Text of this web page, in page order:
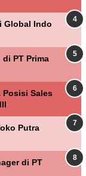
Global Indo
PT Prima
Posisi Sales
Putra
di PT